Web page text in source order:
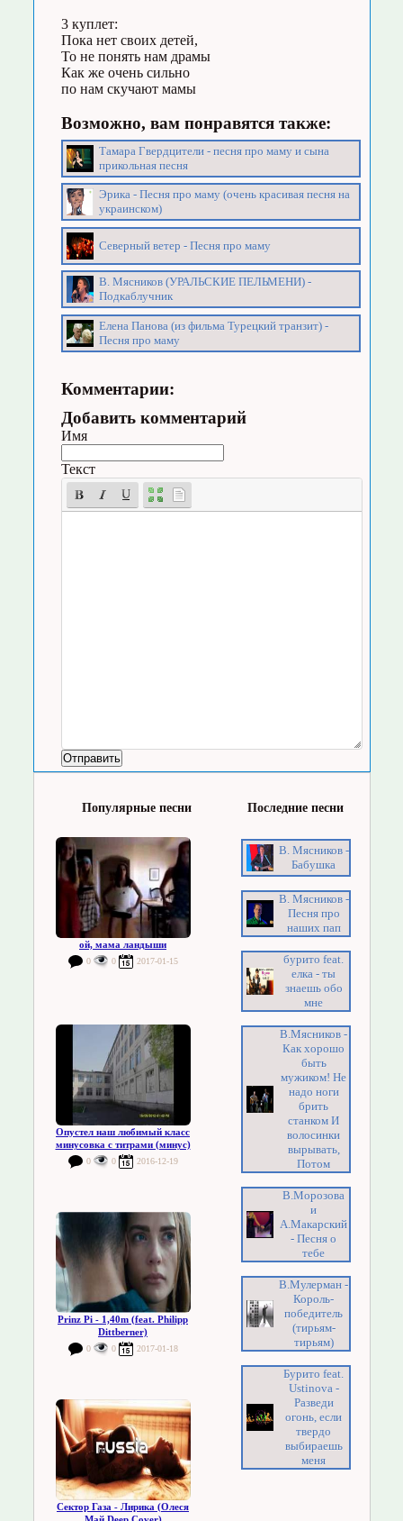
3 куплет:
Пока нет своих детей,
То не понять нам драмы
Как же очень сильно
по нам скучают мамы
Возможно, вам понравятся также:
Тамара Гвердцители - песня про маму и сына
прикольная песня
Эрика - Песня про маму (очень красивая песня на
украинском)
Северный ветер - Песня про маму
В. Мясников (УРАЛЬСКИЕ ПЕЛЬМЕНИ) -
Подкаблучник
Елена Панова (из фильма Турецкий транзит) -
Песня про маму
Комментарии:
Добавить комментарий
Имя
Текст
Популярные песни
ой, мама ландыши
0 0 2017-01-15
Опустел наш любимый класс
минусовка с титрами (минус)
0 0 2016-12-19
Prinz Pi - 1,40m (feat. Philipp
Dittberner)
0 0 2017-01-18
Сектор Газа - Лирика (Олеся
Май Deep Cover)
Последние песни
В. Мясников -
Бабушка
В. Мясников -
Песня про
наших пап
бурито feat.
елка - ты
знаешь обо
мне
В.Мясников -
Как хорошо
быть
мужиком! Не
надо ноги
брить
станком И
волосинки
вырывать,
Потом
В.Морозова
и
А.Макарский
- Песня о
тебе
В.Мулерман -
Король-
победитель
(тирьям-
тирьям)
Бурито feat.
Ustinova -
Разведи
огонь, если
твердо
выбираешь
меня